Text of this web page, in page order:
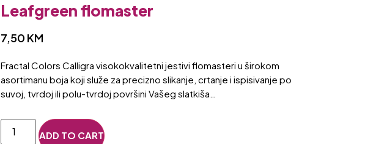
Leafgreen flomaster
7,50 KM
Fractal Colors Calligra visokokvalitetni jestivi flomasteri u širokom
asortimanu boja koji služe za precizno slikanje, crtanje i ispisivanje po
suvoj, tvrdoj ili polu-tvrdoj površini Vašeg slatkiša…
ADD TO CART